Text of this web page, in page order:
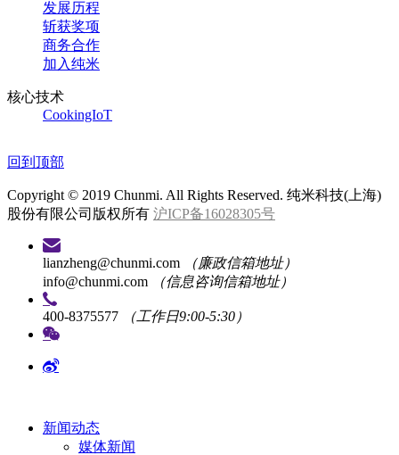
发展历程
斩获奖项
商务合作
加入纯米
核心技术
CookingIoT
回到顶部
Copyright © 2019 Chunmi. All Rights Reserved. 纯米科技(上海)
股份有限公司版权所有 沪ICP备16028305号
lianzheng@chunmi.com
（廉政信箱地址）
info@chunmi.com
（信息咨询信箱地址）
400-8375577 （工作日9:00-5:30）
新闻动态
媒体新闻